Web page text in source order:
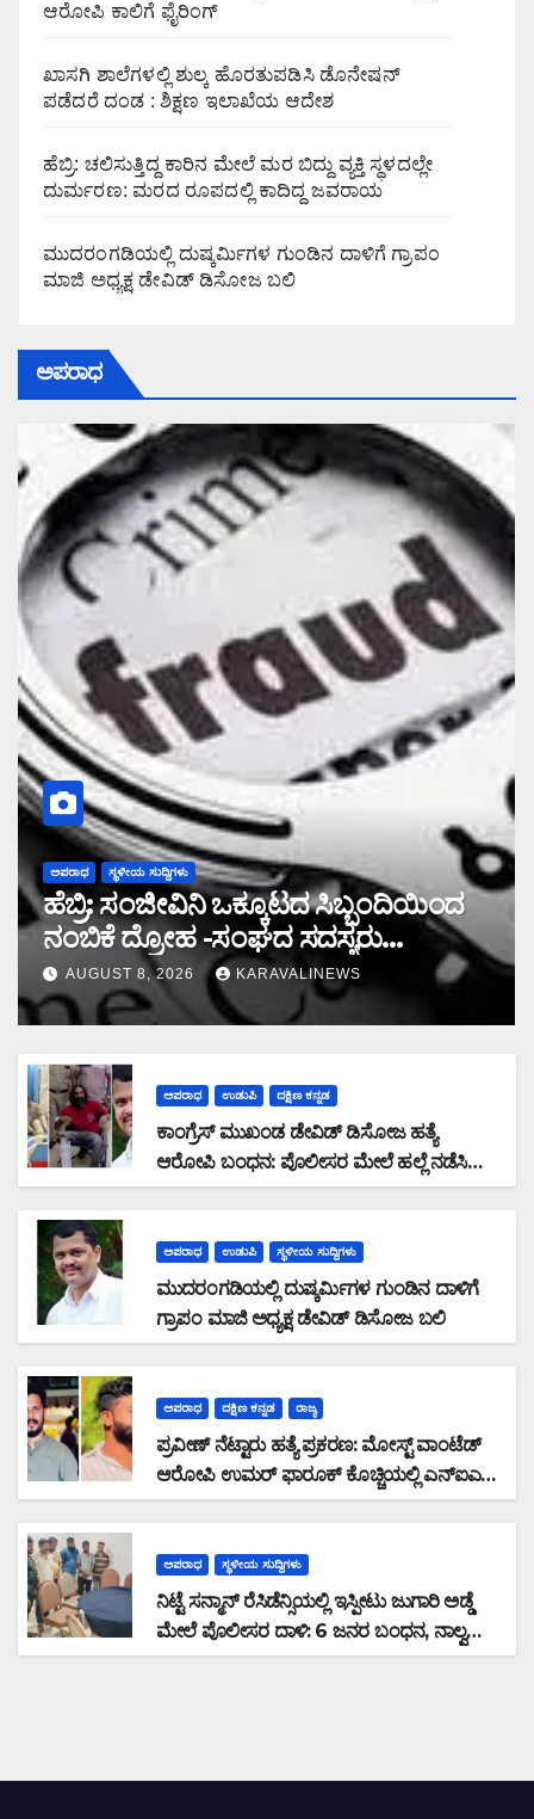
ಆರೋಪಿ ಕಾಲಿಗೆ ಫೈರಿಂಗ್
ಖಾಸಗಿ ಶಾಲೆಗಳಲ್ಲಿ ಶುಲ್ಕ ಹೊರತುಪಡಿಸಿ ಡೊನೇಷನ್
ಪಡೆದರೆ ದಂಡ : ಶಿಕ್ಷಣ ಇಲಾಖೆಯ ಆದೇಶ
ಹೆಬ್ರಿ: ಚಲಿಸುತ್ತಿದ್ದ ಕಾರಿನ ಮೇಲೆ ಮರ ಬಿದ್ದು ವ್ಯಕ್ತಿ ಸ್ಥಳದಲ್ಲೇ
ದುರ್ಮರಣ: ಮರದ ರೂಪದಲ್ಲಿ ಕಾದಿದ್ದ ಜವರಾಯ
ಮುದರಂಗಡಿಯಲ್ಲಿ ದುಷ್ಕರ್ಮಿಗಳ ಗುಂಡಿನ ದಾಳಿಗೆ ಗ್ರಾಪಂ
ಮಾಜಿ ಅಧ್ಯಕ್ಷ ಡೇವಿಡ್ ಡಿಸೋಜ ಬಲಿ
ಅಪರಾಧ
ಅಪರಾಧ ಸ್ಥಳೀಯ ಸುದ್ದಿಗಳು
ಹೆಬ್ರಿ: ಸಂಜೀವಿನಿ ಒಕ್ಕೂಟದ ಸಿಬ್ಬಂದಿಯಿಂದ
ನಂಬಿಕೆ ದ್ರೋಹ -ಸಂಘದ ಸದಸ್ಯರು
ಮರುಪಾವತಿ ಮಾಡಿದ ಸಾಲ ಜಮಾ ಮಾಡದೆ
28,19,489 ರೂ. ವಂಚನೆ
AUGUST 8, 2026 KARAVALINEWS
ಅಪರಾಧ ಉಡುಪಿ ದಕ್ಷಿಣ ಕನ್ನಡ
ಕಾಂಗ್ರೆಸ್ ಮುಖಂಡ ಡೇವಿಡ್ ಡಿಸೋಜ ಹತ್ಯೆ
ಆರೋಪಿ ಬಂಧನ: ಪೊಲೀಸರ ಮೇಲೆ ಹಲ್ಲೆ ನಡೆಸಿ
ಪರಾರಿಯಾಗುತ್ತಿದ್ದ ಆರೋಪಿ ಕಾಲಿಗೆ ಫೈರಿಂಗ್
ಅಪರಾಧ ಉಡುಪಿ ಸ್ಥಳೀಯ ಸುದ್ದಿಗಳು
ಮುದರಂಗಡಿಯಲ್ಲಿ ದುಷ್ಕರ್ಮಿಗಳ ಗುಂಡಿನ ದಾಳಿಗೆ
ಗ್ರಾಪಂ ಮಾಜಿ ಅಧ್ಯಕ್ಷ ಡೇವಿಡ್ ಡಿಸೋಜ ಬಲಿ
ಅಪರಾಧ ದಕ್ಷಿಣ ಕನ್ನಡ ರಾಜ್ಯ
ಪ್ರವೀಣ್ ನೆಟ್ಟಾರು ಹತ್ಯೆ ಪ್ರಕರಣ: ಮೋಸ್ಟ್ ವಾಂಟೆಡ್
ಆರೋಪಿ ಉಮರ್ ಫಾರೂಕ್ ಕೊಚ್ಚಿಯಲ್ಲಿ ಎನ್‌ಐಎ
ವಶಕ್ಕೆ
ಅಪರಾಧ ಸ್ಥಳೀಯ ಸುದ್ದಿಗಳು
ನಿಟ್ಟೆ ಸನ್ಮಾನ್ ರೆಸಿಡೆನ್ಸಿಯಲ್ಲಿ ಇಸ್ಪೀಟು ಜುಗಾರಿ ಅಡ್ಡೆ
ಮೇಲೆ ಪೊಲೀಸರ ದಾಳಿ: 6 ಜನರ ಬಂಧನ, ನಾಲ್ವರು
ಪರಾರಿ: ನಗದು ಹಾಗೂ ಮೊಬೈಲ್ ವಶ